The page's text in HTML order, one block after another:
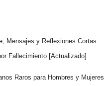
Mensajes y Reflexiones Cortas
Fallecimiento [Actualizado]
Raros para Hombres y Mujeres